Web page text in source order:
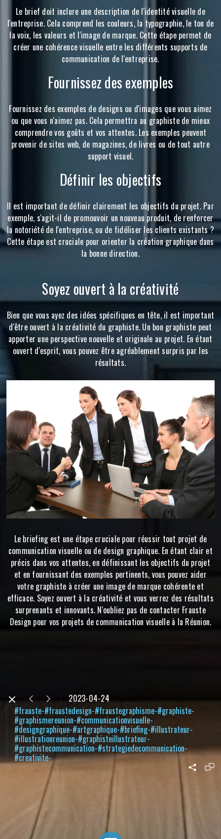
Le brief doit inclure une description de l'identité visuelle de
l'entreprise. Cela comprend les couleurs, la typographie, le ton de
la voix, les valeurs et l'image de marque. Cette étape permet de
créer une cohérence visuelle entre les différents supports de
communication de l'entreprise.
Fournissez des exemples
Fournissez des exemples de designs ou d'images que vous aimez
ou que vous n'aimez pas. Cela permettra au graphiste de mieux
comprendre vos goûts et vos attentes. Les exemples peuvent
provenir de sites web, de magazines, de livres ou de tout autre
support visuel.
Définir les objectifs
Il est important de définir clairement les objectifs du projet. Par
exemple, s'agit-il de promouvoir un nouveau produit, de renforcer
la notoriété de l'entreprise, ou de fidéliser les clients existants ?
Cette étape est cruciale pour orienter la création graphique dans
la bonne direction.
Soyez ouvert à la créativité
Bien que vous ayez des idées spécifiques en tête, il est important
d'être ouvert à la créativité du graphiste. Un bon graphiste peut
apporter une perspective nouvelle et originale au projet. En étant
ouvert d'esprit, vous pouvez être agréablement surpris par les
résultats.
Le briefing est une étape cruciale pour réussir tout projet de
communication visuelle ou de design graphique. En étant clair et
précis dans vos attentes, en définissant les objectifs du projet
et en fournissant des exemples pertinents, vous pouvez aider
votre graphiste à créer une image de marque cohérente et
efficace. Soyez ouvert à la créativité et vous verrez des résultats
surprenants et innovants. N'oubliez pas de contacter Frauste
Design pour vos projets de communication visuelle à la Réunion.
2023-04-24
#frauste-#fraustedesign-#fraustegraphisme-#graphiste-
#graphismereunion-#communicationvisuelle-
#designgraphique-#artgraphique-#briefing-#illustrateur-
#illustrationreunion-#graphisteillustrateur-
#graphistecommunication-#strategiedecommunication-
#creativite-